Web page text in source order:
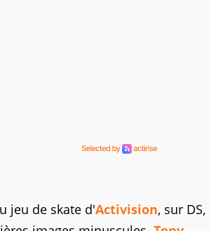
jeu de skate d'Activision, sur DS,